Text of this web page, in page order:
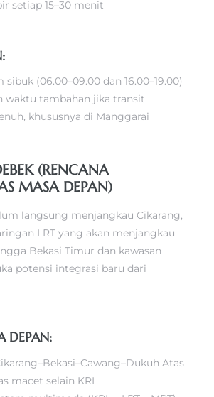
setiap 15–30 menit
sibuk (06.00–09.00 dan 16.00–19.00)
waktu tambahan jika transit
khususnya di Manggarai
(RENCANA
MASA DEPAN)
langsung menjangkau Cikarang,
LRT yang akan menjangkau
Bekasi Timur dan kawasan
potensi integrasi baru dari
DEPAN:
Atas
macet selain KRL